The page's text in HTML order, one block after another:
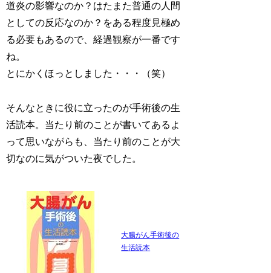
道炎の影響なのか？はたまた普通の人間
としての反応なのか？をある程度見極め
る必要もあるので、経過観察が一番です
ね。
とにかくほっとしました・・・（笑）
そんなときに役に立ったのが手術後の生
活読本。当たり前のことが書いてあるよ
って思いながらも、当たり前のことが大
切なのに気がついた夜でした。
大腸がん手術後の
生活読本